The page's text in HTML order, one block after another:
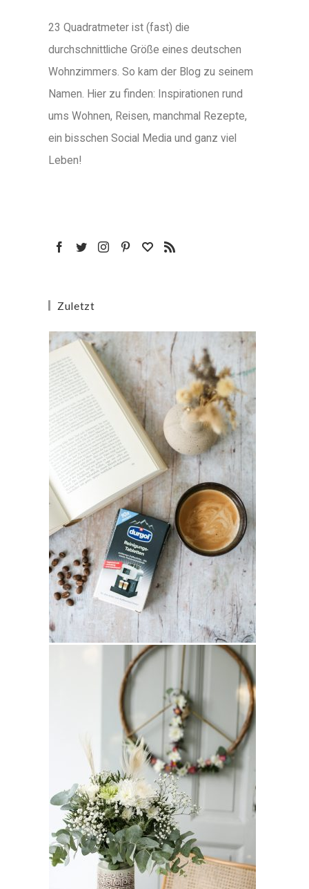
23 Quadratmeter ist (fast) die
durchschnittliche Größe eines deutschen
Wohnzimmers. So kam der Blog zu seinem
Namen. Hier zu finden: Inspirationen rund
ums Wohnen, Reisen, manchmal Rezepte,
ein bisschen Social Media und ganz viel
Leben!
Zuletzt